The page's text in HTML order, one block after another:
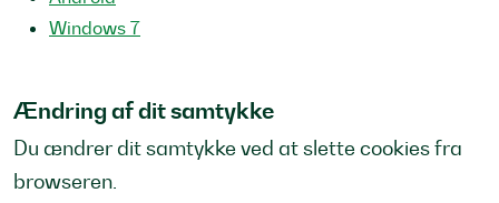
Windows 7
Ændring af dit samtykke
Du ændrer dit samtykke ved at slette cookies fra
browseren.